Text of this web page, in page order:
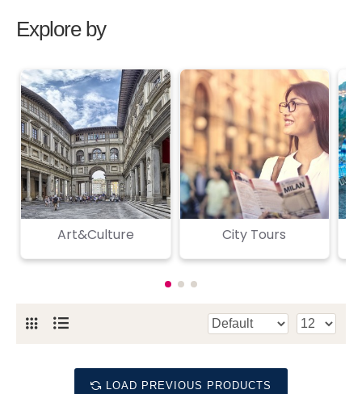
Explore by
Art&Culture City Tours
LOAD PREVIOUS PRODUCTS